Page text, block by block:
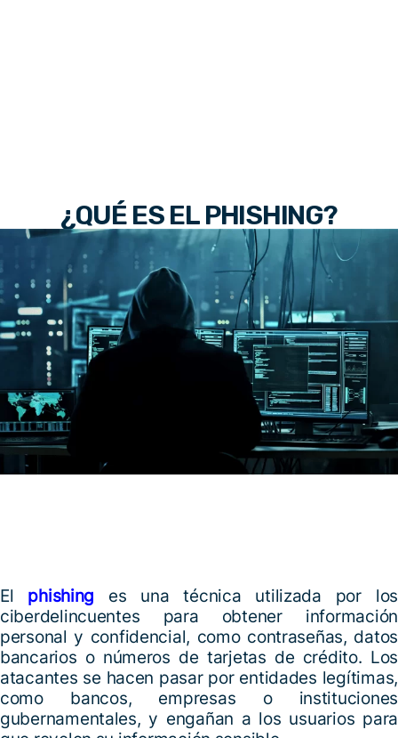
¿QUÉ ES EL PHISHING?
El phishing
es una técnica utilizada por los
ciberdelincuentes para obtener información
personal y confidencial, como contraseñas, datos
bancarios o números de tarjetas de crédito. Los
atacantes se hacen pasar por entidades legítimas,
como bancos, empresas o instituciones
gubernamentales, y engañan a los usuarios para